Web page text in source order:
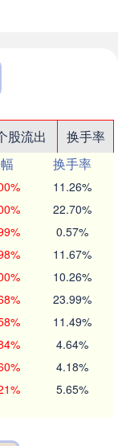
股流出
换手率
换手率
11.26%
22.70%
0.57%
11.67%
10.26%
23.99%
11.49%
4.64%
4.18%
5.65%